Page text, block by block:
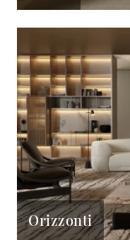
Orizzonti